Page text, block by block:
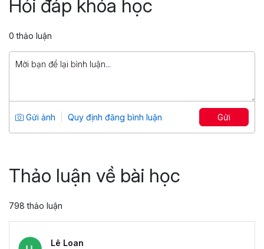
4.75
95
Học Google Apps Script cơ bản trong
Tổng số 2 giờ
18 bài giảng
5
65
299,000 đ
Hỏi đáp khóa học
0 thảo luận
Gửi ảnh Quy định đăng bình luận Gửi
Thảo luận về bài học
798 thảo luận
Lê Loan